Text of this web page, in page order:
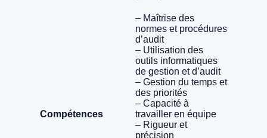
Compétences
– Maîtrise des
normes et procédures
d’audit
– Utilisation des
outils informatiques
de gestion et d’audit
– Gestion du temps et
des priorités
– Capacité à
travailler en équipe
– Rigueur et
précision